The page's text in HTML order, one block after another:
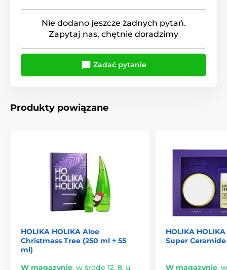
Nie dodano jeszcze żadnych pytań.
Zapytaj nas, chętnie doradzimy
Zadać pytanie
Produkty powiązane
HOLIKA HOLIKA Aloe
Christmass Tree (250 ml + 55
ml)
W magazynie, w środę 12. 8. u
HOLIKA
Super
W magazynie,